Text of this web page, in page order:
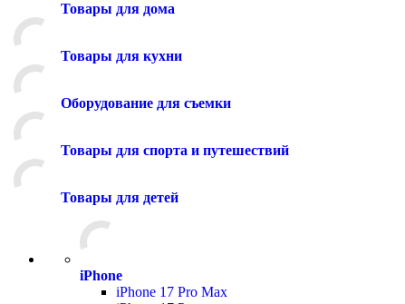
Товары для дома
Товары для кухни
Оборудование для съемки
Товары для спорта и путешествий
Товары для детей
iPhone
iPhone 17 Pro Max